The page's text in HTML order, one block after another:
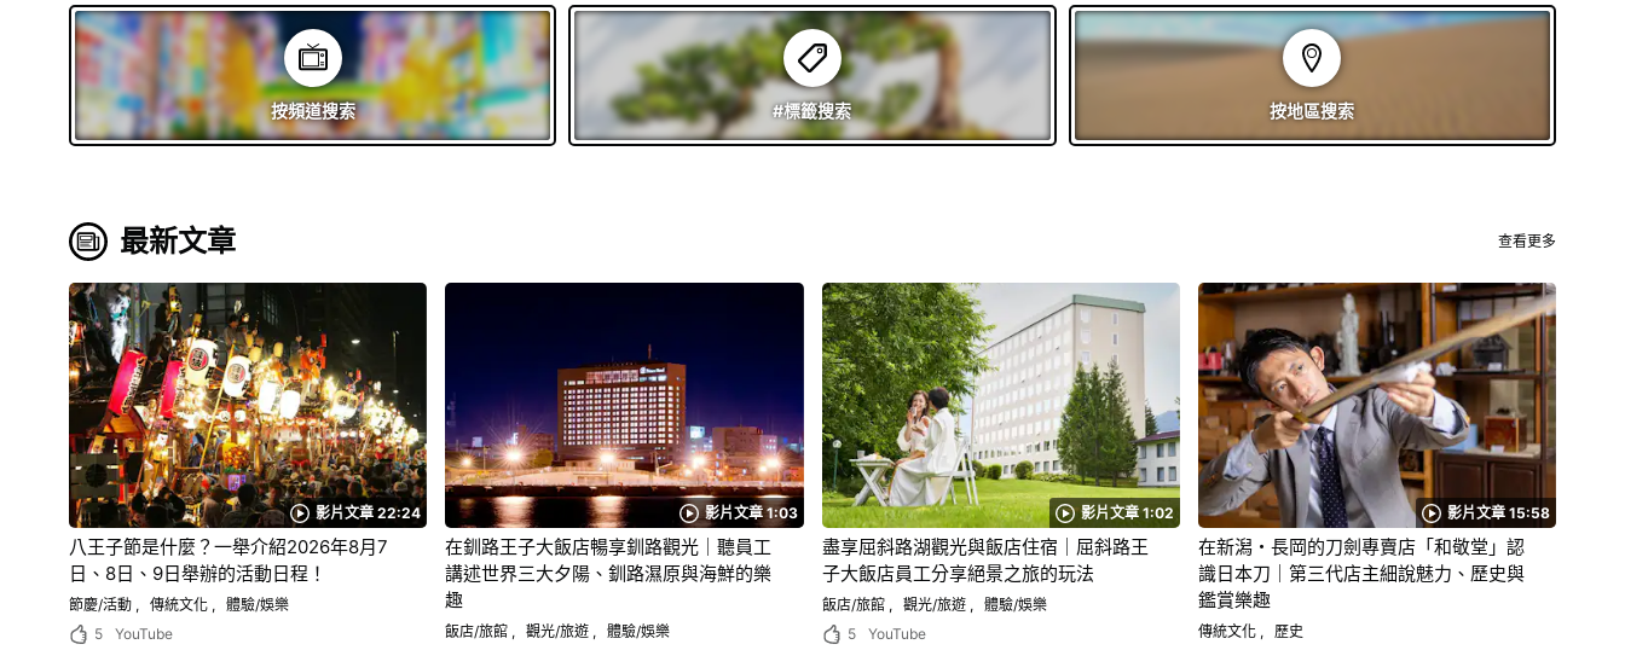
按頻道搜索 #標籤搜索 按地區搜索
最新文章 查看更多
影片文章 22:24
八王子節是什麼？一舉介紹2026年8月7
日、8日、9日舉辦的活動日程！
節慶/活動 傳統文化
體驗/娛樂
5
YouTube
影片文章 1:03
在釧路王子大飯店暢享釧路觀光｜聽員工
講述世界三大夕陽、釧路濕原與海鮮的樂
趣
飯店/旅館 觀光/旅遊
體驗/娛樂
影片文章 1:02
盡享屈斜路湖觀光與飯店住宿｜屈斜路王
子大飯店員工分享絕景之旅的玩法
飯店/旅館 觀光/旅遊
體驗/娛樂
5
YouTube
影片文章 15:58
在新潟・長岡的刀劍專賣店「和敬堂」認
識日本刀｜第三代店主細說魅力、歷史與
鑑賞樂趣
傳統文化
歷史